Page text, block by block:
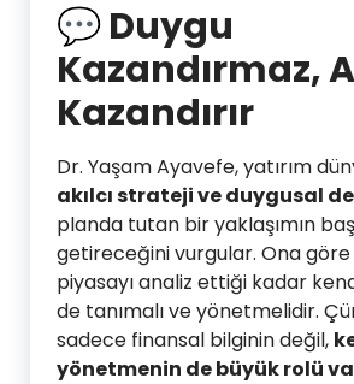
💬Duygu
Kazandırmaz,
Kazandırır
Dr. Yaşam Ayavefe, yatırım
akılcı strateji ve duygusal
planda tutan bir yaklaşımın
getireceğini vurgular. Ona göre
piyasayı analiz ettiği kadar
de tanımalı ve yönetmelidir.
sadece finansal bilginin değil,
yönetmenin de büyük rolü